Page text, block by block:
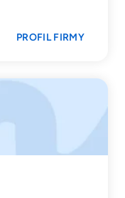
PROFIL FIRMY